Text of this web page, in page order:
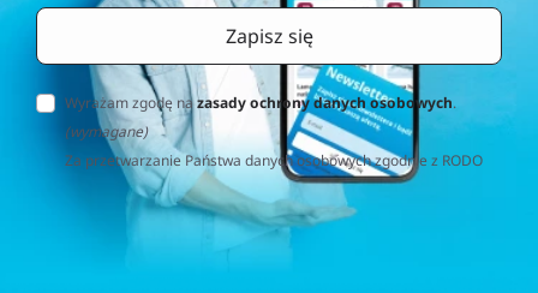
Wyrażam zgodę nazasady ochrony danych osobowych.
(wymagane)
Za przetwarzanie Państwa danych osobowych zgodnie z RODO
(Rozporządzenie o Ochronie Danych Osobowych) odpowiedzialna
jest firma Home&Decor Sp. z o.o., Instalatorów 17/108, 02-237
Warszawa, Polska, NIP: PL5223059837 („Administrator”). W